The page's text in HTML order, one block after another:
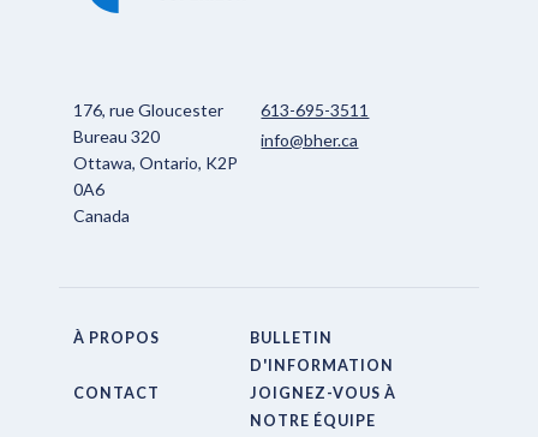
176, rue Gloucester
Bureau 320
Ottawa, Ontario, K2P
0A6
Canada
613-695-3511
info@bher.ca
À PROPOS
BULLETIN
D'INFORMATION
CONTACT
JOIGNEZ-VOUS À
NOTRE ÉQUIPE